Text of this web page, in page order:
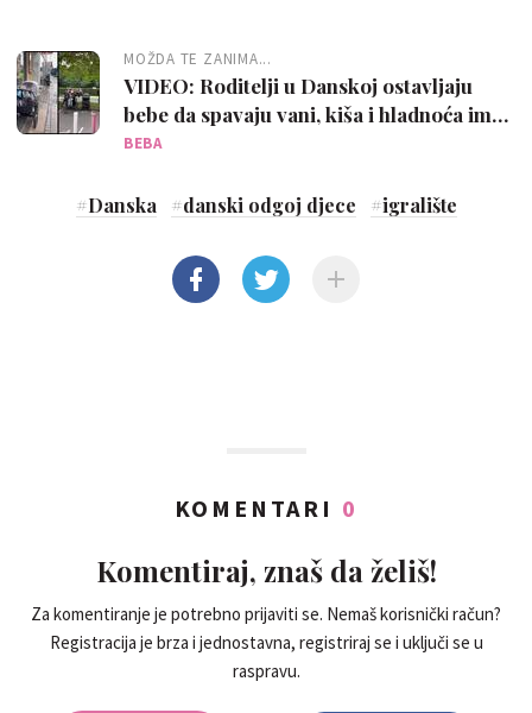
MOŽDA TE ZANIMA...
VIDEO: Roditelji u Danskoj ostavljaju
bebe da spavaju vani, kiša i hladnoća im
ne smetaju
BEBA
#Danska #danski odgoj djece #igralište
KOMENTARI 0
Komentiraj, znaš da želiš!
Za komentiranje je potrebno prijaviti se. Nemaš korisnički račun?
Registracija je brza i jednostavna, registriraj se i uključi se u
raspravu.